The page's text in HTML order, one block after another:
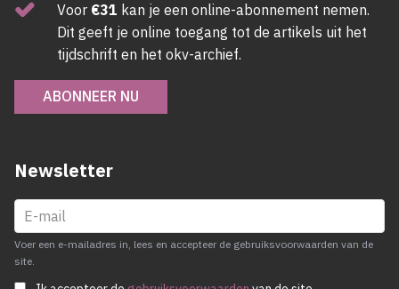
Voor €31 kan je een online-abonnement nemen.
Dit geeft je online toegang tot de artikels uit het
tijdschrift en het okv-archief.
ABONNEER NU
Newsletter
Voer een e-mailadres in, lees en accepteer de gebruiksvoorwaarden van de
site.